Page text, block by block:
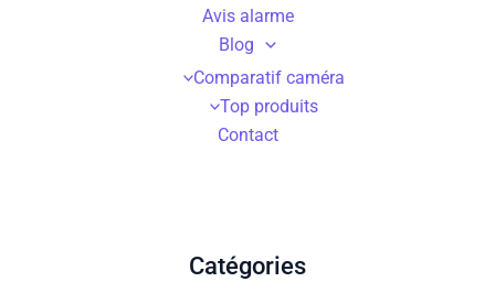
Avis alarme
Blog
Comparatif caméra
Top produits
Contact
Catégories